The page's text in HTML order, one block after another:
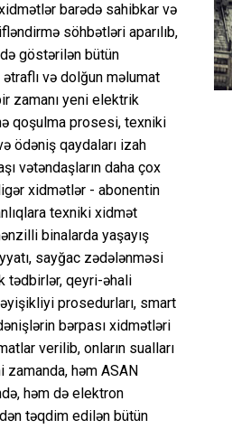
barədə sahibkar və
söhbətləri aparılıb,
göstərilən bütün
və dolğun məlumat
zamanı yeni elektrik
qoşulma prosesi, texniki
ödəniş qaydaları izah
vətəndaşların daha çox
xidmətlər - abonentin
texniki xidmət
binalarda yaşayış
sayğac zədələnməsi
tədbirlər, qeyri-əhali
prosedurları, smart
bərpası xidmətləri
verilib, onların sualları
zamanda, həm ASAN
həm də elektron
təqdim edilən bütün